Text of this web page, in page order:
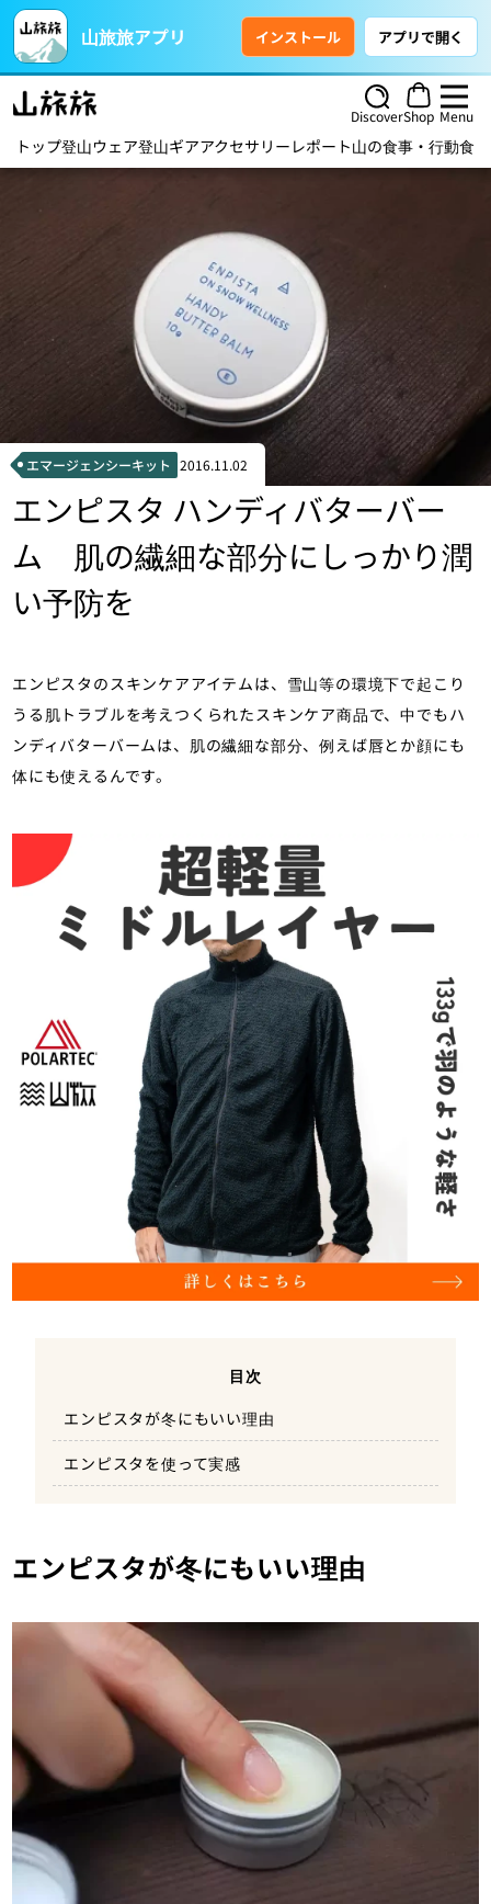
山旅旅アプリ インストール アプリで開く
DiscoverShop Menu
トップ登山ウェア登山ギアアクセサリー レポート山の食事・行動食
エマージェンシーキット 2016.11.02
エンピスタ ハンディバターバー
ム 肌の繊細な部分にしっかり潤
い予防を
エンピスタのスキンケアアイテムは、雪山等の環境下で起こり
うる肌トラブルを考えつくられたスキンケア商品で、中でもハ
ンディバターバームは、肌の繊細な部分、例えば唇とか顔にも
体にも使えるんです。
目次
エンピスタが冬にもいい理由
エンピスタを使って実感
エンピスタが冬にもいい理由